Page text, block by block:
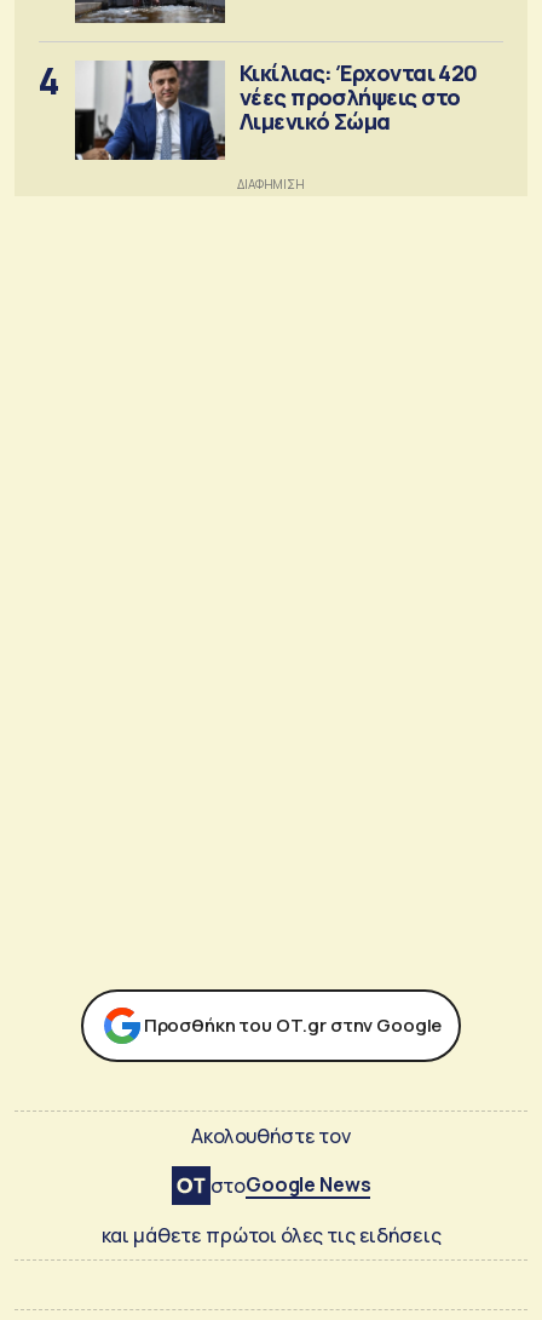
4
Κικίλιας: Έρχονται 420
νέες προσλήψεις στο
Λιμενικό Σώμα
Προσθήκη του ΟΤ.gr στην Google
Ακολουθήστε τον
στοGoogle News
και μάθετε πρώτοι όλες τις ειδήσεις